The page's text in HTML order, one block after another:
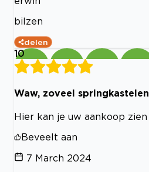
bilzen
delen
10
Waw, zoveel
Hier kan je uw aankoop zien
Beveelt aan
7 March 2024